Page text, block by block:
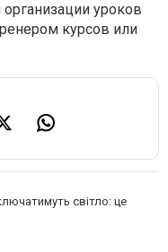
уроков
курсов или
світло: це